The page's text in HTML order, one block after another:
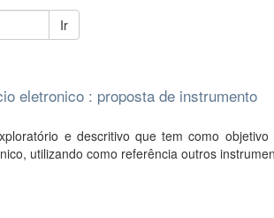
Ir
eletronico : proposta de instrumento
e descritivo que tem como
utilizando como referência outros